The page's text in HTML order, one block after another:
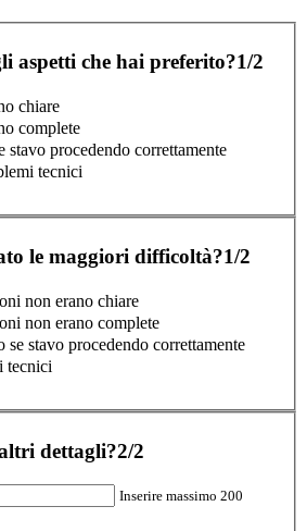
aspetti che hai preferito?1/2
chiare
complete
stavo procedendo correttamente
tecnici
le maggiori difficoltà?1/2
non erano chiare
non erano complete
stavo procedendo correttamente
tecnici
dettagli?2/2
Inserire massimo 200